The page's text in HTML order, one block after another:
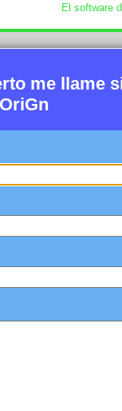
El software
me llame